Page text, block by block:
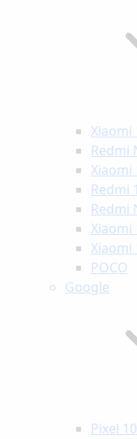
Xiaomi
Redmi
Xiaomi
Redmi
Redmi
Xiaomi
Xiaomi
POCO
Google
Pixel 10